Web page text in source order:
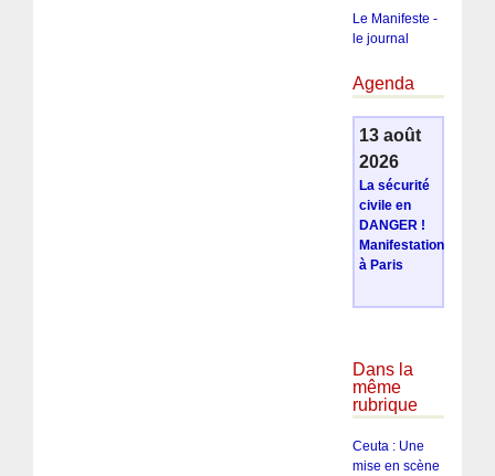
Le Manifeste -
le journal
Agenda
13 août
2026
La sécurité
civile en
DANGER !
Manifestation
à Paris
Dans la
même
rubrique
Ceuta : Une
mise en scène